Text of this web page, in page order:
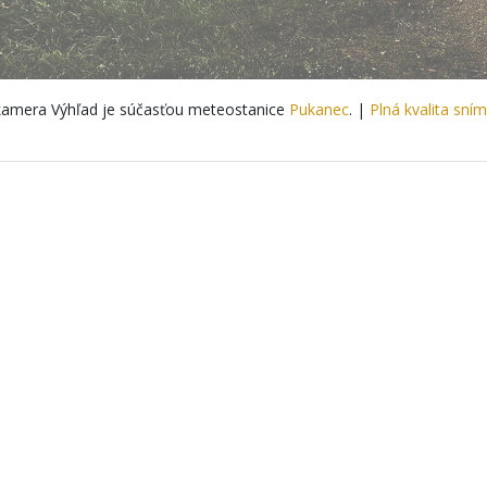
Výhľad je súčasťou meteostanice Pukanec. | Plná kvalita